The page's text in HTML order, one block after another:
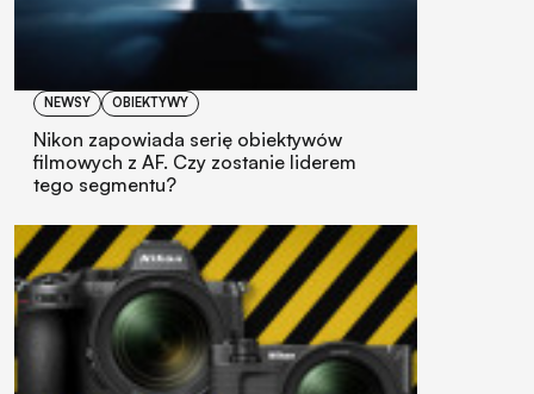
NEWSY OBIEKTYWY
Nikon zapowiada serię obiektywów
filmowych z AF. Czy zostanie liderem
tego segmentu?